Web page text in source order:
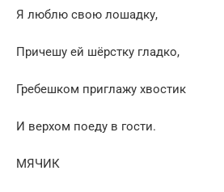
Я люблю свою лошадку,
Причешу ей шёрстку гладко,
Гребешком приглажу хвостик
И верхом поеду в гости.
МЯЧИК